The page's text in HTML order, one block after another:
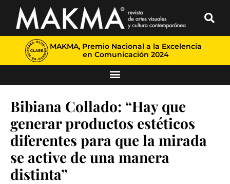
MAKMA, Premio Nacional a la Excelencia
en Comunicación 2024
Bibiana Collado: “Hay que
generar productos estéticos
diferentes para que la mirada
se active de una manera
distinta”